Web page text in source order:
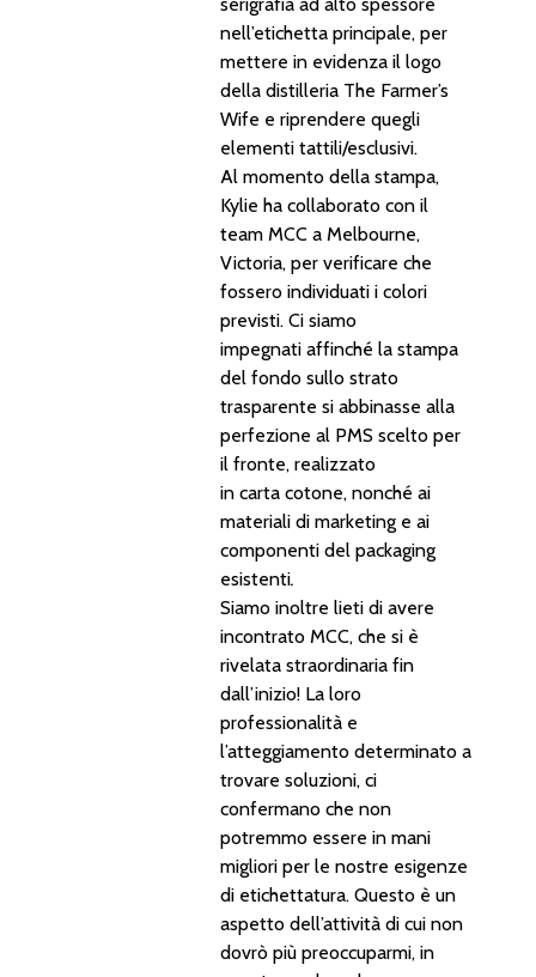
nell’etichetta principale, per
mettere in evidenza il logo
della distilleria The Farmer’s
Wife e riprendere quegli
elementi tattili/esclusivi.
Al momento della stampa,
Kylie ha collaborato con il
team MCC a Melbourne,
Victoria, per verificare che
fossero individuati i colori
previsti. Ci siamo
impegnati affinché la stampa
del fondo sullo strato
trasparente si abbinasse alla
perfezione al PMS scelto per
il fronte, realizzato
in carta cotone, nonché ai
materiali di marketing e ai
componenti del packaging
esistenti.
Siamo inoltre lieti di avere
incontrato MCC, che si è
rivelata straordinaria fin
dall’inizio! La loro
professionalità e
l’atteggiamento determinato a
trovare soluzioni, ci
confermano che non
potremmo essere in mani
migliori per le nostre esigenze
di etichettatura. Questo è un
aspetto dell’attività di cui non
dovrò più preoccuparmi, in